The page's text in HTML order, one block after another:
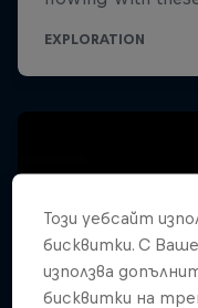
Този уебсайт
бисквитки. С
използва
бисквитки на